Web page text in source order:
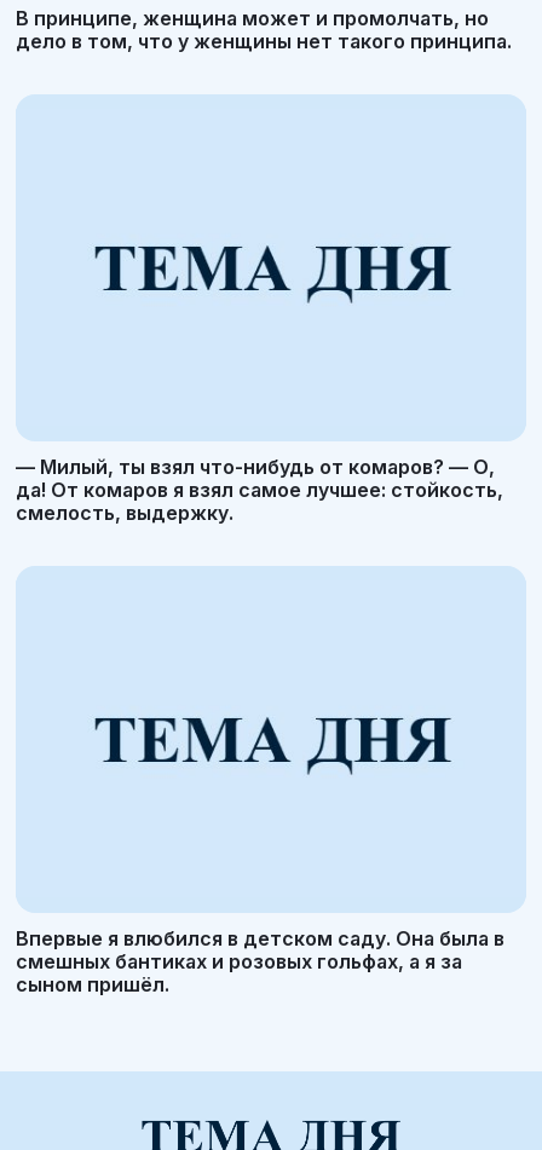
В принципе, женщина может и промолчать, но
дело в том, что у женщины нет такого принципа.
— Милый, ты взял что-нибудь от комаров? — О,
да! От комаров я взял самое лучшее: стойкость,
смелость, выдержку.
Впервые я влюбился в детском саду. Она была в
смешных бантиках и розовых гольфах, а я за
сыном пришёл.